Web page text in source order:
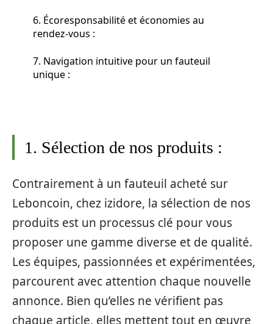
6. Écoresponsabilité et économies au
rendez-vous :
7. Navigation intuitive pour un fauteuil
unique :
1. Sélection de nos produits :
Contrairement à un fauteuil acheté sur
Leboncoin, chez izidore, la sélection de nos
produits est un processus clé pour vous
proposer une gamme diverse et de qualité.
Les équipes, passionnées et expérimentées,
parcourent avec attention chaque nouvelle
annonce. Bien qu’elles ne vérifient pas
chaque article, elles mettent tout en œuvre